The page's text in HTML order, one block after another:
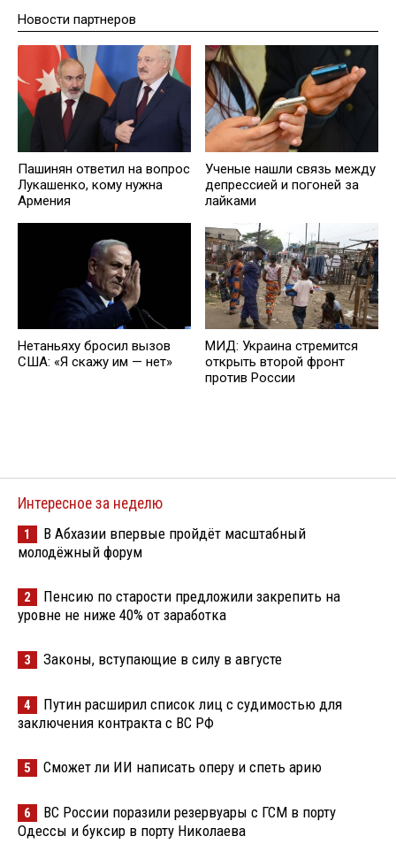
Новости партнеров
Пашинян ответил на вопрос
Лукашенко, кому нужна
Армения
Ученые нашли связь между
депрессией и погоней за
лайками
Нетаньяху бросил вызов
США: «Я скажу им — нет»
МИД: Украина стремится
открыть второй фронт
против России
Интересное за неделю
1
В Абхазии впервые пройдёт масштабный
молодёжный форум
2
Пенсию по старости предложили закрепить на
уровне не ниже 40% от заработка
3 Законы, вступающие в силу в августе
4
Путин расширил список лиц с судимостью для
заключения контракта с ВС РФ
5 Сможет ли ИИ написать оперу и спеть арию
6
ВС России поразили резервуары с ГСМ в порту
Одессы и буксир в порту Николаева